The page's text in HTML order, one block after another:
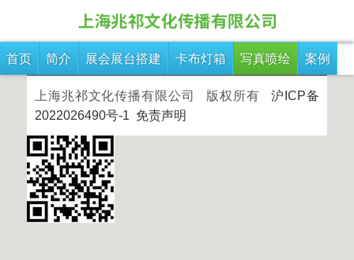
首页 简介 展会展台搭建 卡布灯箱 写真喷绘 案例
写真喷绘
所有栏目
上海兆祁文化传播有限公司 版权所有沪ICP备
2022026490号-1 免责声明